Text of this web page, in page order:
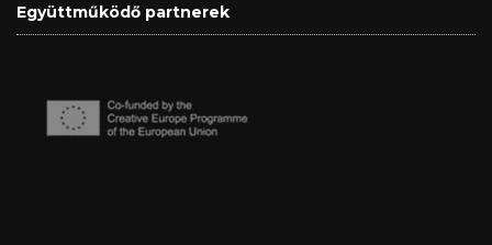
Együttműködő partnerek